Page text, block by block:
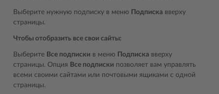
Выберите нужную подписку в меню Подписка вверху
страницы.
Чтобы отобразить все свои сайты:
Выберите Все подписки в меню Подписка вверху
страницы. Опция Все подписки позволяет вам управлять
всеми своими сайтами или почтовыми ящиками с одной
страницы.